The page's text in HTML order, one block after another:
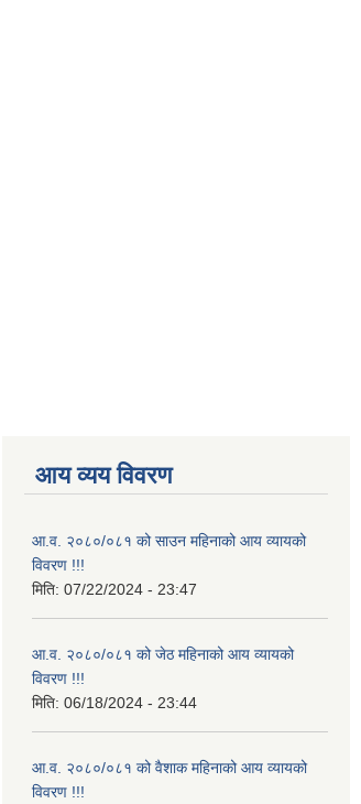
आय व्यय विवरण
आ.व. २०८०/०८१ को साउन महिनाको आय व्यायको
विवरण !!!
मिति: 07/22/2024 - 23:47
आ.व. २०८०/०८१ को जेठ महिनाको आय व्यायको
विवरण !!!
मिति: 06/18/2024 - 23:44
आ.व. २०८०/०८१ को वैशाक महिनाको आय व्यायको
विवरण !!!